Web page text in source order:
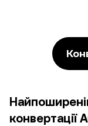
конвертації